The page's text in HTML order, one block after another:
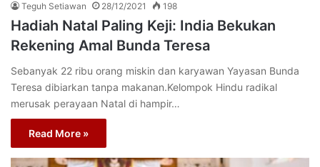
Teguh Setiawan 28/12/2021 198
Hadiah Natal Paling Keji: India Bekukan
Rekening Amal Bunda Teresa
Sebanyak 22 ribu orang miskin dan karyawan Yayasan Bunda
Teresa dibiarkan tanpa makanan.Kelompok Hindu radikal
merusak perayaan Natal di hampir…
Read More »